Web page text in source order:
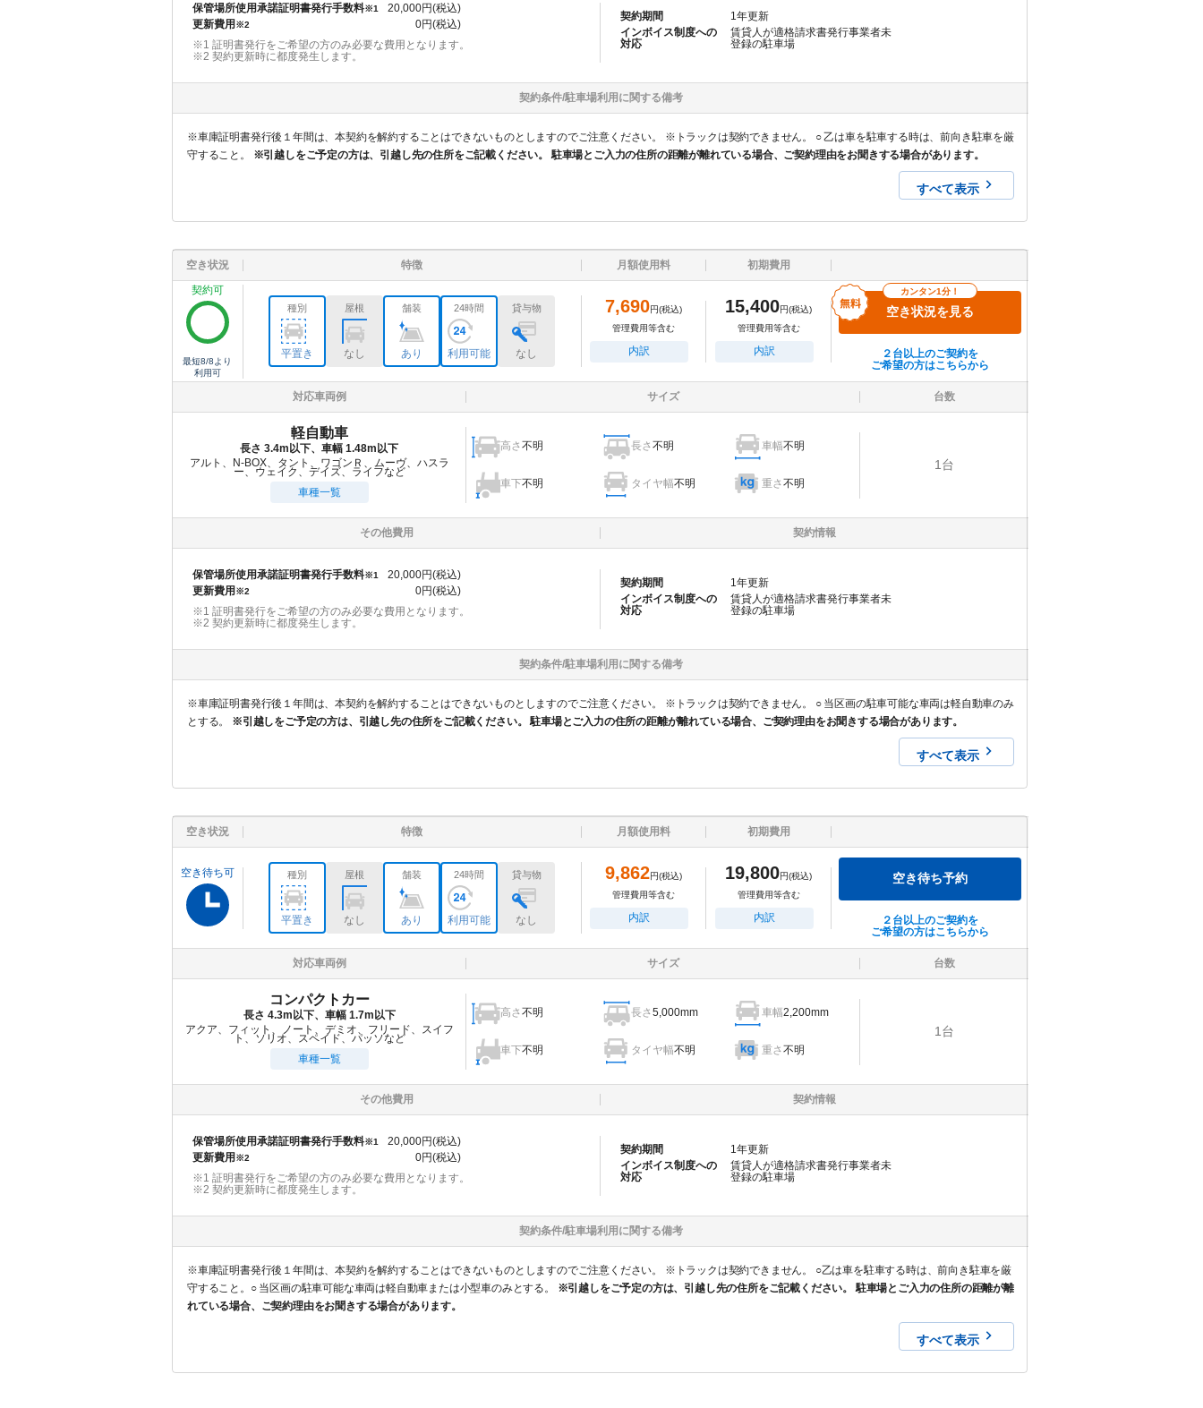
保管場所使用承諾証明書発行手数料※1 20,000円(税込)
更新費用※2 0円(税込)
※1 証明書発行をご希望の方のみ必要な費用となります。
※2 契約更新時に都度発生します。
契約期間 1年更新
インボイス制度への
対応
賃貸人が適格請求書発行事業者未
登録の駐車場
契約条件/駐車場利用に関する備考
※車庫証明書発行後１年間は、本契約を解約することはできないものとしますのでご注意ください。 ※トラックは契約できません。 ○ 乙は車を駐車する時は、前向き駐車を厳
守すること。
※引越しをご予定の方は、引越し先の住所をご記載ください。 駐車場とご入力の住所の距離が離れている場合、ご契約理由をお聞きする場合があります。
すべて表示
空き状況 特徴 月額使用料
初期費用
契約可
最短8/8 より
利用可
種別
平置き
屋根
なし
舗装
あり
24時間
利用可能
貸与物
なし
7,690円(税込)
管理費用等含む
内訳
15,400円(税込)
管理費用等含む
内訳
カンタン1分！
空き状況を見る
２台以上のご契約を
ご希望の方はこちらから
対応車両例 サイズ 台数
軽自動車
長さ 3.4m以下、車幅 1.48m以下
アルト、N-BOX、タント、ワゴンＲ、ムーヴ、ハスラ
ー、ウェイク、デイズ、ライフなど
車種一覧
高さ不明 長さ不明 車幅不明
車下不明 タイヤ幅不明 重さ不明
1 台
その他費用 契約情報
保管場所使用承諾証明書発行手数料※1 20,000円(税込)
更新費用※2 0円(税込)
※1 証明書発行をご希望の方のみ必要な費用となります。
※2 契約更新時に都度発生します。
契約期間 1年更新
インボイス制度への
対応
賃貸人が適格請求書発行事業者未
登録の駐車場
契約条件/駐車場利用に関する備考
※車庫証明書発行後１年間は、本契約を解約することはできないものとしますのでご注意ください。 ※トラックは契約できません。 ○ 当区画の駐車可能な車両は軽自動車のみ
とする。 ※引越しをご予定の方は、引越し先の住所をご記載ください。 駐車場とご入力の住所の距離が離れている場合、ご契約理由をお聞きする場合があります。
すべて表示
空き状況 特徴 月額使用料 初期費用
空き待ち可 種別
平置き
屋根
なし
舗装
あり
24時間
利用可能
貸与物
なし
9,862円(税込)
管理費用等含む
内訳
19,800円(税込)
管理費用等含む
内訳
空き待ち予約
２台以上のご契約を
ご希望の方はこちらから
対応車両例 サイズ 台数
コンパクトカー
長さ 4.3m以下、車幅 1.7m以下
アクア、フィット、ノート、デミオ、フリード、スイフ
ト、ソリオ、スペイド、パッソなど
車種一覧
高さ不明 長さ5,000mm 車幅2,200mm
車下不明 タイヤ幅不明 重さ不明
1 台
その他費用 契約情報
保管場所使用承諾証明書発行手数料※1 20,000円(税込)
更新費用※2 0円(税込)
※1 証明書発行をご希望の方のみ必要な費用となります。
※2 契約更新時に都度発生します。
契約期間 1年更新
インボイス制度への
対応
賃貸人が適格請求書発行事業者未
登録の駐車場
契約条件/駐車場利用に関する備考
※車庫証明書発行後１年間は、本契約を解約することはできないものとしますのでご注意ください。 ※トラックは契約できません。 ○乙は車を駐車する時は、前向き駐車を厳
守すること。○ 当区画の駐車可能な車両は軽自動車または小型車のみとする。
※引越しをご予定の方は、引越し先の住所をご記載ください。 駐車場とご入力の住所の距離が離
れている場合、ご契約理由をお聞きする場合があります。
すべて表示